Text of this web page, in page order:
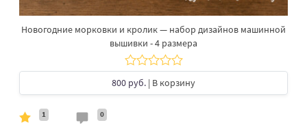
Новогодние морковки и кролик — набор дизайнов машинной
вышивки - 4 размера
800 руб. | В корзину
1 0